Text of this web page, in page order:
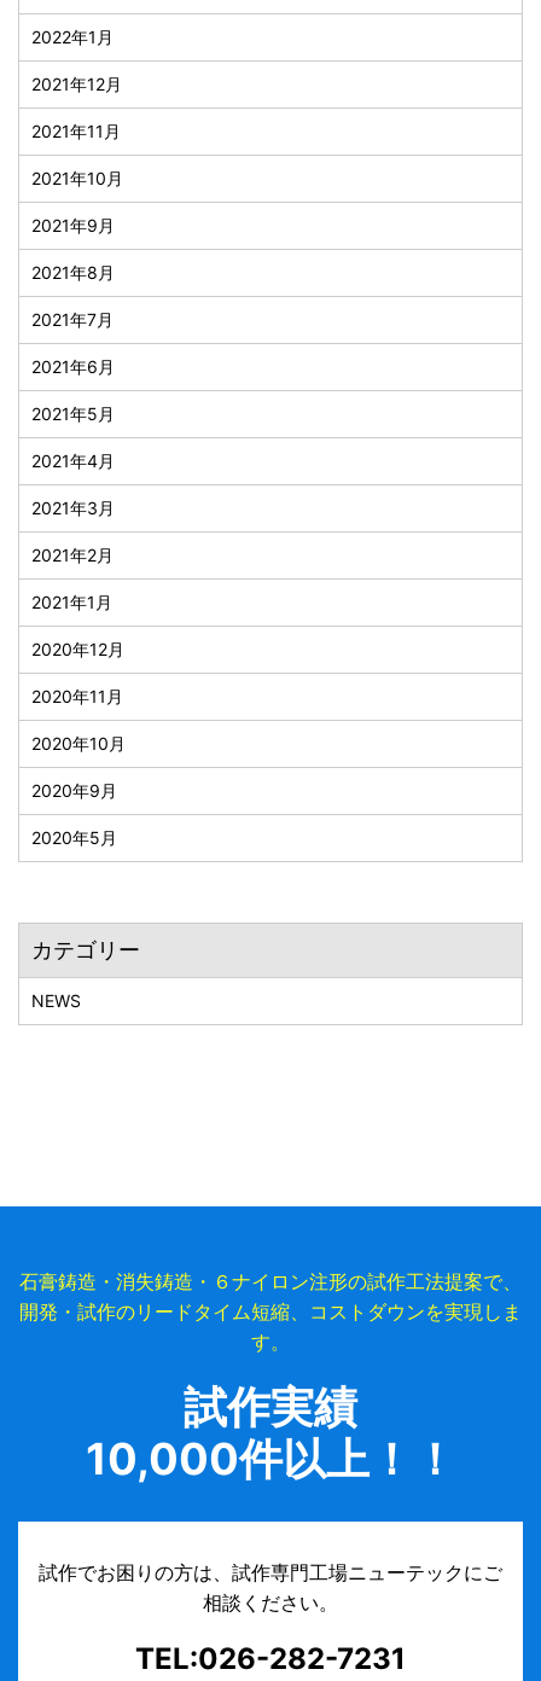
2022年1月
2021年12月
2021年11月
2021年10月
2021年9月
2021年8月
2021年7月
2021年6月
2021年5月
2021年4月
2021年3月
2021年2月
2021年1月
2020年12月
2020年11月
2020年10月
2020年9月
2020年5月
カテゴリー
NEWS
石膏鋳造・消失鋳造・６ナイロン注形の試作工法提案で、
開発・試作のリードタイム短縮、コストダウンを実現しま
す。
試作実績
10,000件以上！！
試作でお困りの方は、試作専門工場ニューテックにご
相談ください。
TEL:026-282-7231